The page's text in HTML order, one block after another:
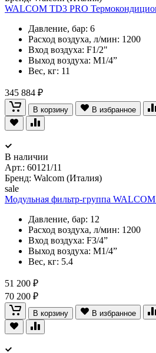
WALCOM TD3 PRO
Давление, бар: 6
Расход воздуха, л/мин: 1200
Вход воздуха: F1/2"
Выход воздуха: M1/4”
Вес, кг: 11
345 884 ₽
В корзину В избранное
В наличии
Арт.: 60121/11
Бренд: Walcom (Италия)
sale
Модульная фильтр-группа WALCOM
Давление, бар: 12
Расход воздуха, л/мин: 1200
Вход воздуха: F3/4”
Выход воздуха: M1/4”
Вес, кг: 5.4
51 200 ₽
70 200 ₽
В корзину В избранное